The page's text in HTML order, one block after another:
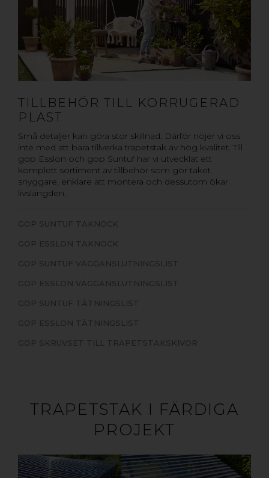
TILLBEHÖR TILL KORRUGERAD
PLAST
Små detaljer kan göra stor skillnad. Därför nöjer vi oss
inte med att bara tillverka trapetstak av hög kvalitet. Till
gop Esslon och gop Suntuf har vi utvecklat ett
komplett sortiment av tillbehör som gör taket
snyggare, enklare att montera och dessutom ökar
livslängden.
GOP SUNTUF TAKNOCK
GOP ESSLON TAKNOCK
GOP SUNTUF VÄGGANSLUTNINGSLIST
GOP ESSLON VÄGGANSLUTNINGSLIST
GOP SUNTUF TÄTNINGSLIST
GOP ESSLON TÄTNINGSLIST
GOP SKRUVSET TILL TRAPETSTAKSKIVOR
TRAPETSTAK I FÄRDIGA
PROJEKT